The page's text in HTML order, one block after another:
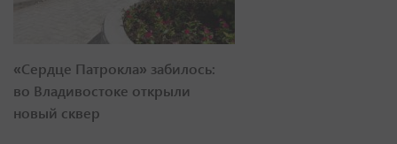
«Сердце Патрокла» забилось:
во Владивостоке открыли
новый сквер